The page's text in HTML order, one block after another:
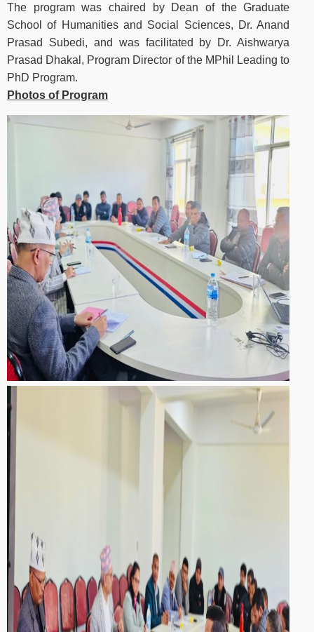
The program was chaired by Dean of the Graduate
School of Humanities and Social Sciences, Dr. Anand
Prasad Subedi, and was facilitated by Dr. Aishwarya
Prasad Dhakal, Program Director of the MPhil Leading to
PhD Program.
Photos of Program